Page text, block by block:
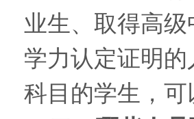
业生、取得高
学力认定证明
科目的学生，